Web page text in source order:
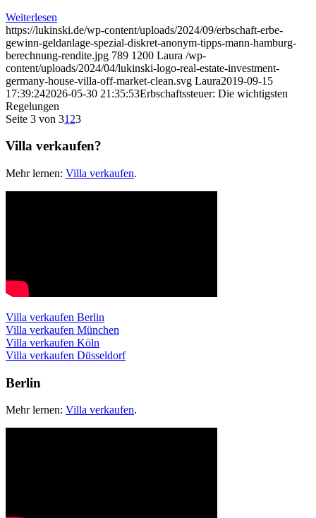
Weiterlesen
https://lukinski.de/wp-content/uploads/2024/09/erbschaft-erbe-
gewinn-geldanlage-spezial-diskret-anonym-tipps-mann-hamburg-
berechnung-rendite.jpg 789 1200 Laura /wp-
content/uploads/2024/04/lukinski-logo-real-estate-investment-
germany-house-villa-off-market-clean.svg Laura2019-09-15
17:39:242026-05-30 21:35:53Erbschaftssteuer: Die wichtigsten
Regelungen
Seite 3 von 31 23
Villa verkaufen?
Mehr lernen: Villa verkaufen.
Villa verkaufen Berlin
Villa verkaufen München
Villa verkaufen Köln
Villa verkaufen Düsseldorf
Berlin
Mehr lernen: Villa verkaufen.